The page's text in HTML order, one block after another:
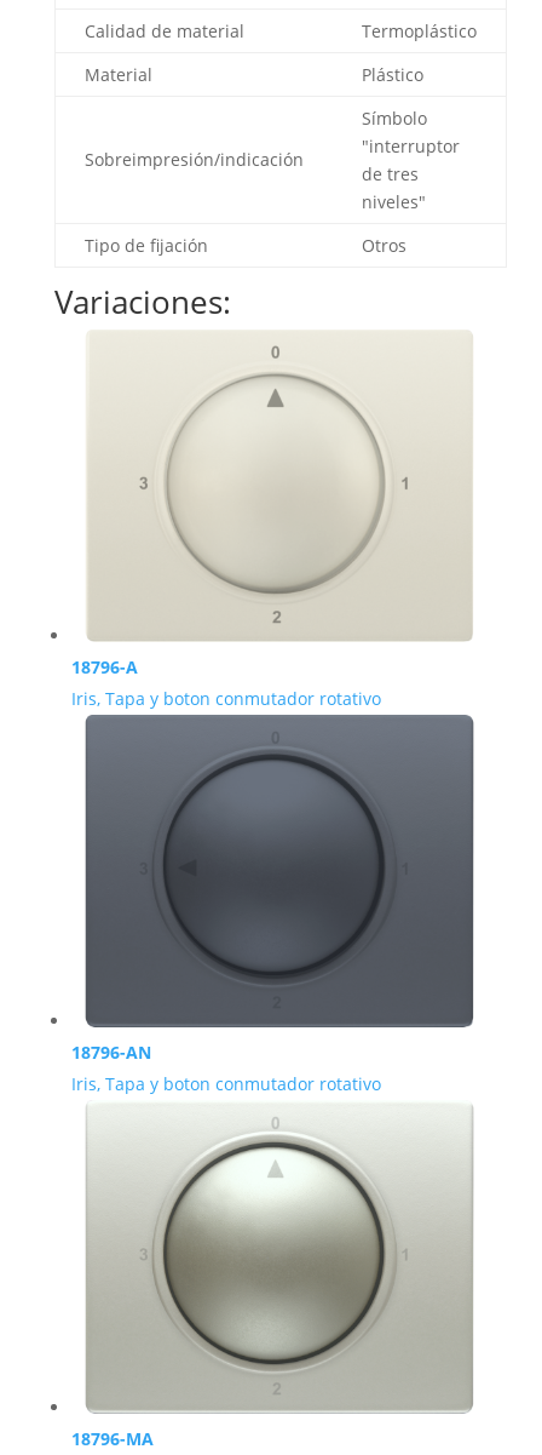
Calidad de material
Termoplástico
Material
Plástico
Sobreimpresión/indicación
Símbolo
"interruptor
de tres
niveles"
Tipo de fijación
Otros
Variaciones:
18796-A
Iris, Tapa y boton conmutador rotativo
18796-AN
Iris, Tapa y boton conmutador rotativo
18796-MA